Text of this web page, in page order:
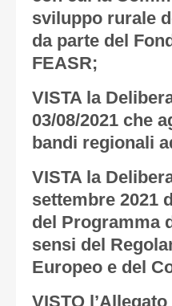
sviluppo rurale
da parte del
FEASR;
VISTA la
03/08/2021 che
bandi regionali
VISTA la
settembre 2021
del Programma
sensi del
Europeo e del
VISTO